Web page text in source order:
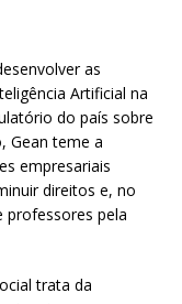
as
Artificial na
do país sobre
Gean teme a
empresariais
direitos e, no
professores pela
trata da